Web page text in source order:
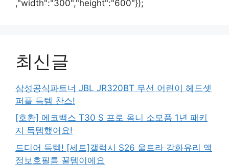
,"width":"300","height":"600"});
최신글
삼성공식파트너 JBL JR320BT 무선 어린이 헤드셋
퍼플 득템 찬스!
[호환] 에코백스 T30 S 프로 옴니 소모품 1년 패키
지 득템했어요!
드디어 득템! [세트]갤럭시 S26 울트라 강화유리 액
정보호필름 꿀템이에요